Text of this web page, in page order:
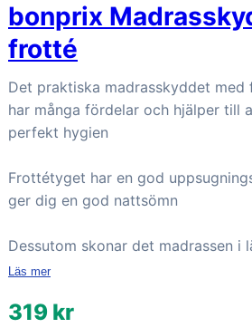
bonprix
frotté
Det praktiska madrasskyddet
har många fördelar och hjälper till
perfekt hygien
Frottétyget har en god
ger dig en god nattsömn
Dessutom skonar det madrassen i
Läs mer
319 kr